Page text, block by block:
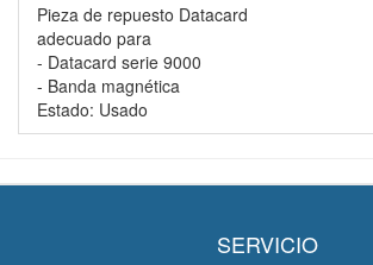
Pieza de repuesto Datacard
adecuado para
- Datacard serie 9000
- Banda magnética
Estado: Usado
SERVICIO